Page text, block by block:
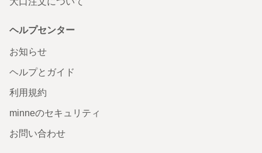
ヘルプセンター
お知らせ
ヘルプとガイド
利用規約
minneのセキュリティ
お問い合わせ